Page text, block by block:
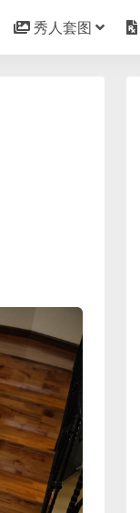
秀人套图